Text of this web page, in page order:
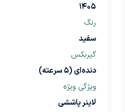
۱۴۰۵
رنگ
سفید
گیربکس
دنده‌ای (۵ سرعته)
ویژگی ویژه
لاینر پاششی